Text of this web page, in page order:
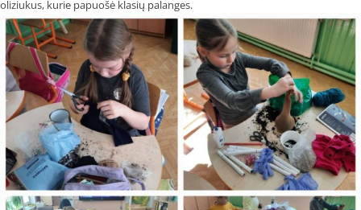
oliziukus, kurie papuošė klasių palanges.